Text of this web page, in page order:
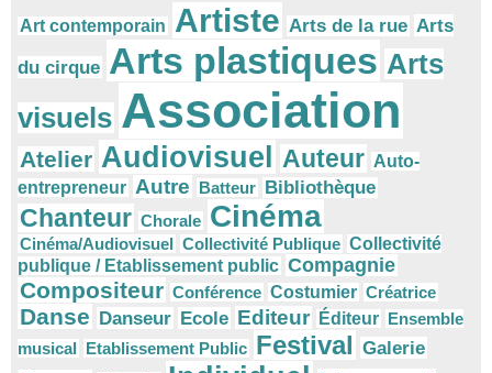
Art contemporain Artiste Arts de la rue Arts
du cirque Arts plastiques Arts
visuels Association
Atelier Audiovisuel Auteur Auto-
entrepreneur Autre Batteur Bibliothèque
Chanteur Chorale Cinéma
Cinéma/Audiovisuel Collectivité Publique Collectivité
publique / Etablissement public Compagnie
Compositeur Conférence Costumier Créatrice
Danse Danseur Ecole Editeur Éditeur Ensemble
musical Etablissement Public Festival Galerie